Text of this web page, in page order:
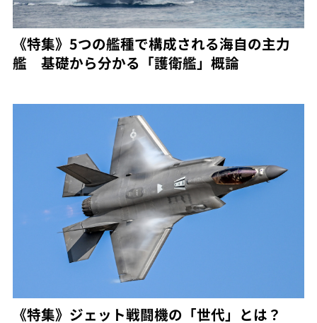
《特集》5つの艦種で構成される海自の主力
艦 基礎から分かる「護衛艦」概論
《特集》ジェット戦闘機の「世代」とは？